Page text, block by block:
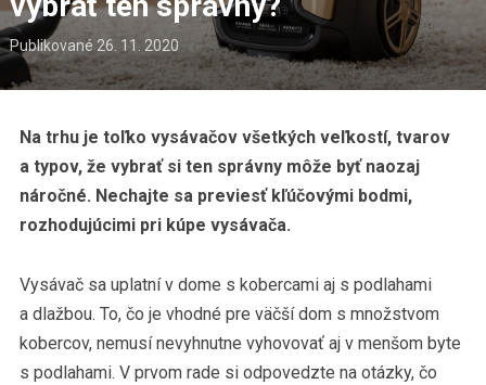
Publikované 26. 11. 2020
Na trhu je toľko vysávačov všetkých veľkostí, tvarov
a typov, že vybrať si ten správny môže byť naozaj
náročné. Nechajte sa previesť kľúčovými bodmi,
rozhodujúcimi pri kúpe vysávača.
Vysávač sa uplatní v dome s kobercami aj s podlahami
a dlažbou. To, čo je vhodné pre väčší dom s množstvom
kobercov, nemusí nevyhnutne vyhovovať aj v menšom byte
s podlahami. V prvom rade si odpovedzte na otázky, čo